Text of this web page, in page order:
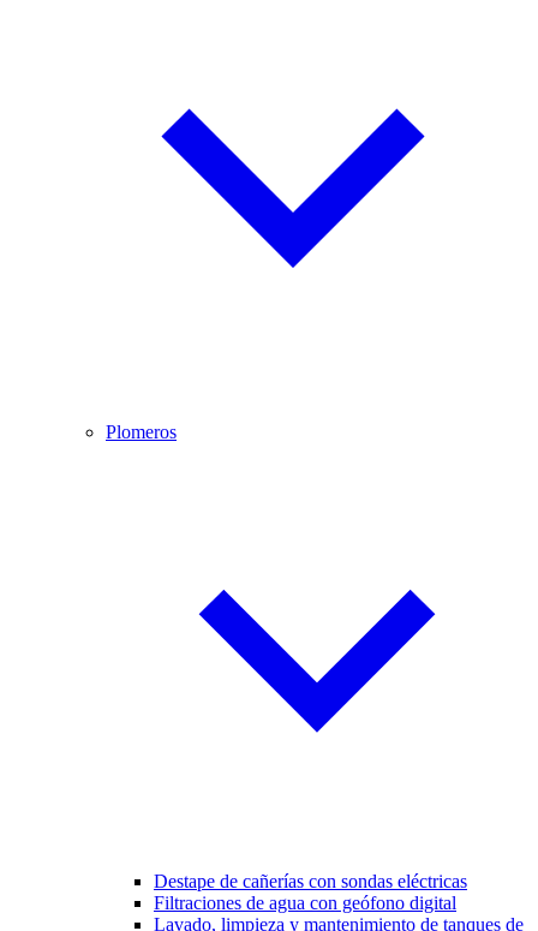
Plomeros
Destape de cañerías con sondas eléctricas
Filtraciones de agua con geófono digital
Lavado, limpieza y mantenimiento de tanques de